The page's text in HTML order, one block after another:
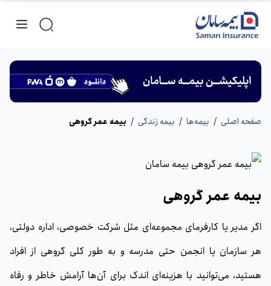
صفحه اصلی / بیمه‌ها / بیمه زندگی / بیمه عمر گروهی
بیمه عمر گروهی
اگر مدیر یا کارفرمای مجموعه‌ای مثل شرکت‌ خصوصی،‌ اداره دولتی،
هر سازمان یا انجمن حتی مدرسه‌ و به طور کلی گروهی از افراد
هستید، می‌توانید با هزینه‌ای اندک برای آن‌ها آرامش خاطر و رفاه